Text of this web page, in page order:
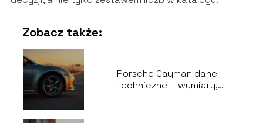
Zobacz także:
Porsche Cayman dane
techniczne – wymiary,